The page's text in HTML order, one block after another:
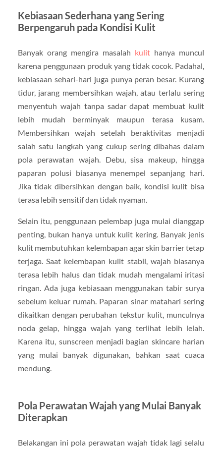
Kebiasaan Sederhana yang Sering
Berpengaruh pada Kondisi Kulit
Banyak orang mengira masalah kulit hanya muncul
karena penggunaan produk yang tidak cocok. Padahal,
kebiasaan sehari-hari juga punya peran besar. Kurang
tidur, jarang membersihkan wajah, atau terlalu sering
menyentuh wajah tanpa sadar dapat membuat kulit
lebih mudah berminyak maupun terasa kusam.
Membersihkan wajah setelah beraktivitas menjadi
salah satu langkah yang cukup sering dibahas dalam
pola perawatan wajah. Debu, sisa makeup, hingga
paparan polusi biasanya menempel sepanjang hari.
Jika tidak dibersihkan dengan baik, kondisi kulit bisa
terasa lebih sensitif dan tidak nyaman.
Selain itu, penggunaan pelembap juga mulai dianggap
penting, bukan hanya untuk kulit kering. Banyak jenis
kulit membutuhkan kelembapan agar skin barrier tetap
terjaga. Saat kelembapan kulit stabil, wajah biasanya
terasa lebih halus dan tidak mudah mengalami iritasi
ringan. Ada juga kebiasaan menggunakan tabir surya
sebelum keluar rumah. Paparan sinar matahari sering
dikaitkan dengan perubahan tekstur kulit, munculnya
noda gelap, hingga wajah yang terlihat lebih lelah.
Karena itu, sunscreen menjadi bagian skincare harian
yang mulai banyak digunakan, bahkan saat cuaca
mendung.
Pola Perawatan Wajah yang Mulai Banyak
Diterapkan
Belakangan ini pola perawatan wajah tidak lagi selalu